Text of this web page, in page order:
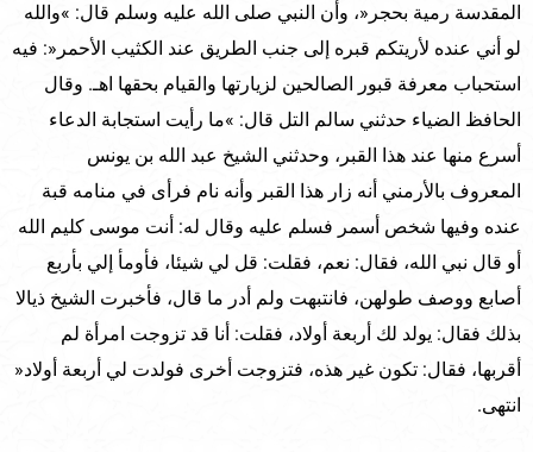
المقدسة رمية بحجر«، وأن النبي صلى الله عليه وسلم قال: »والله
لو أني عنده لأريتكم قبره إلى جنب الطريق عند الكثيب الأحمر«: فيه
استحباب معرفة قبور الصالحين لزيارتها والقيام بحقها اهـ. وقال
الحافظ الضياء حدثني سالم التل قال: »ما رأيت استجابة الدعاء
أسرع منها عند هذا القبر، وحدثني الشيخ عبد الله بن يونس
المعروف بالأرمني أنه زار هذا القبر وأنه نام فرأى في منامه قبة
عنده وفيها شخص أسمر فسلم عليه وقال له: أنت موسى كليم الله
أو قال نبي الله، فقال: نعم، فقلت: قل لي شيئا، فأومأ إلي بأربع
أصابع ووصف طولهن، فانتبهت ولم أدر ما قال، فأخبرت الشيخ ذيالا
بذلك فقال: يولد لك أربعة أولاد، فقلت: أنا قد تزوجت امرأة لم
أقربها، فقال: تكون غير هذه، فتزوجت أخرى فولدت لي أربعة أولاد«
انتهى.